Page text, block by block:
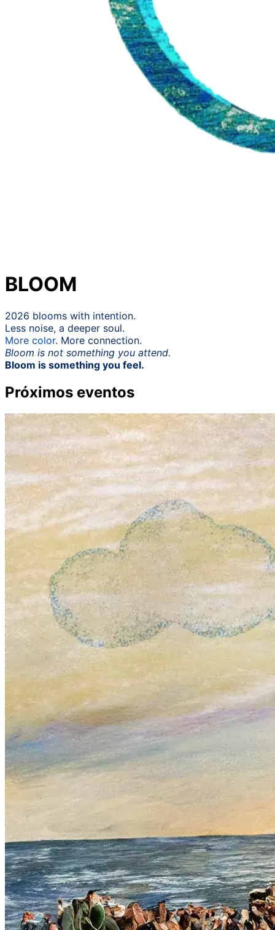
BLOOM
2026 blooms with intention.
Less noise, a deeper soul.
More color. More connection.
Bloom is not something you attend.
Bloom is something you feel.
Próximos eventos